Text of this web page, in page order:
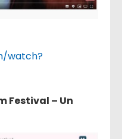
watch?
Festival – Un